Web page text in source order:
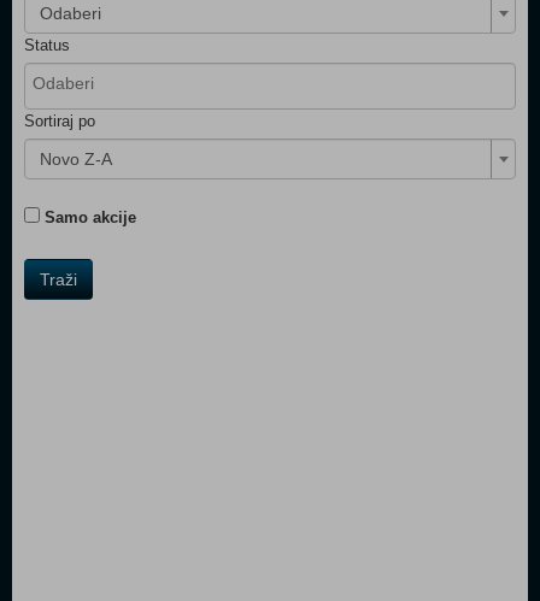
Odaberi
Status
Sortiraj po
Novo Z-A
Samo akcije
Traži